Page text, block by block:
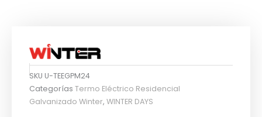
SKU U-TEEGPM24
Categorías Termo Eléctrico Residencial
Galvanizado Winter, WINTER DAYS